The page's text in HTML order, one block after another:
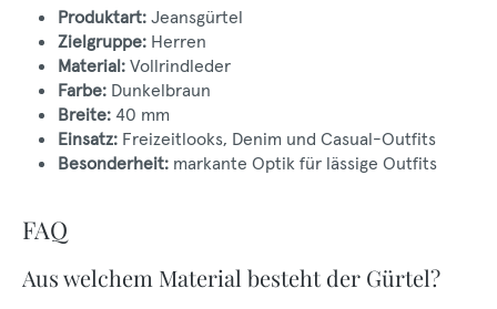
Produktart: Jeansgürtel
Zielgruppe: Herren
Material: Vollrindleder
Farbe: Dunkelbraun
Breite: 40 mm
Einsatz: Freizeitlooks, Denim und Casual-Outfits
Besonderheit: markante Optik für lässige Outfits
FAQ
Aus welchem Material besteht der Gürtel?